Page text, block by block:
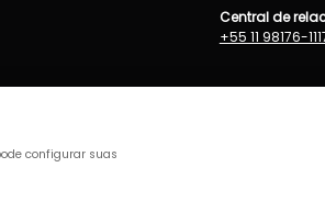
Central de
+55 11 98176-
configurar suas